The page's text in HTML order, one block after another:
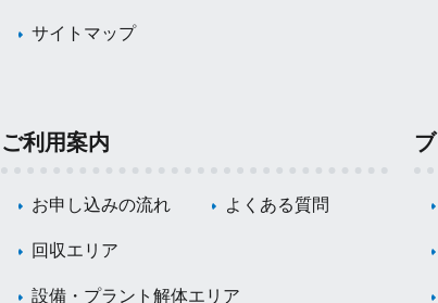
サイトマップ
ご利用案内
お申し込みの流れ よくある質問
回収エリア
設備・プラント解体エリア